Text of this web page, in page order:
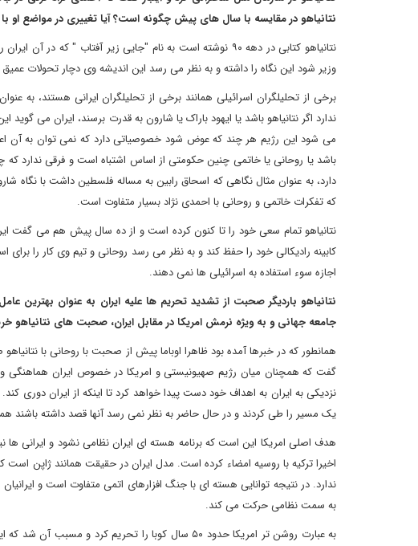
نتانیاهو در مقایسه با سال های پیش چگونه است؟ آیا تغییری در مواضع
نتانیاهو کتابی در دهه ۹۰ نوشته است به نام "جایی زیر
وزیر شود این نگاه را داشته و به نظر می رسد این اندیشه وی دچار تحولات
برخی از تحلیلگران اسرائیلی همانند برخی از تحلیلگران ایرانی هستند، به
ندارد اگر نتانیاهو باشد یا ایهود باراک یا شارون به قدرت برسند، ایران می
می شود این رژیم هر چند که عوض شود خصوصیاتی دارد که نمی توان به آن
باشد یا روحانی یا خاتمی چنین حکومتی از اساس اشتباه است و فرقی ندارد
دارد، به عنوان مثال نگاهی که اسحاق رابین به مساله فلسطین داشت با نگاه
که تفکرات خاتمی و روحانی با احمدی نژاد بسیار متفاوت است.
نتانیاهو تمام سعی خود را تا کنون کرده است و از ده سال پیش هم می گفت
کابینه رادیکالی خود را حفظ کند و به نظر می رسد روحانی و تیم وی کار را برای
اجازه سوء استفاده به اسرائیلی ها نمی دهند.
نتانیاهو باردیگر صحبت از تشدید تحریم ها علیه ایران به عنوان بهترین
جامعه جهانی و به ویژه نرمش امریکا در مقابل ایران، صحبت های نتانیاهو
همانطور که در خبرها آمده بود ظاهرا اوباما پیش از صحبت با روحانی با
گفت که همچنان میان رژیم صهیونیستی و امریکا در خصوص ایران هماهنگی
یک مسیر را طی کردند و در حال حاضر به نظر نمی رسد آنها قصد داشته باشند
هدف اصلی امریکا این است که برنامه هسته ای ایران نظامی نشود و ایرانی ها
اخیرا ترکیه با روسیه امضاء کرده است. مدل ایران در حقیقت همانند ژاپن
ندارد. در نتیجه توانایی هسته ای با جنگ افزارهای اتمی متفاوت است و ایرانیان
به سمت نظامی حرکت می کند.
به عبارت روشن تر امریکا حدود ۵۰ سال کوبا را تحریم